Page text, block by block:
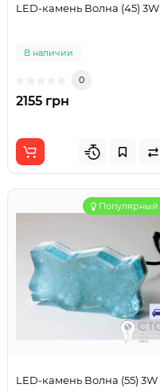
LED-камень Волна (45) 3W
В наличии
0
2155 грн
Популярный
LED-камень Волна (55) 3W